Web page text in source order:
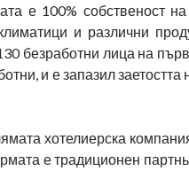
е 100% собственост
и различни
безработни лица на
и е запазил заетостта
хотелиерска
е традиционен